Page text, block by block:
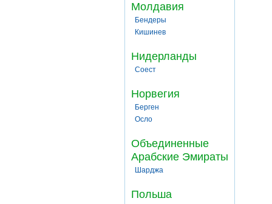
Молдавия
Бендеры
Кишинев
Нидерланды
Соест
Норвегия
Берген
Осло
Объединенные
Арабские Эмираты
Шарджа
Польша